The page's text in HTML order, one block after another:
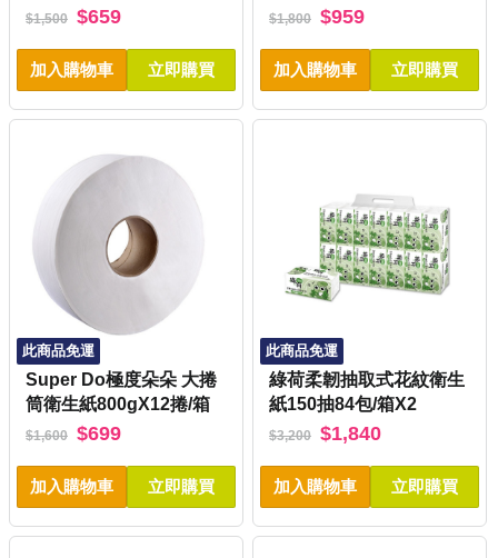
$1,500 $659
加入購物車 立即購買
箱
$1,800 $959
加入購物車 立即購買
此商品免運
Super Do極度朵朵 大捲
筒衛生紙800gX12捲/箱
$1,600 $699
加入購物車 立即購買
此商品免運
綠荷柔韌抽取式花紋衛生
紙150抽84包/箱X2
$3,200 $1,840
加入購物車 立即購買